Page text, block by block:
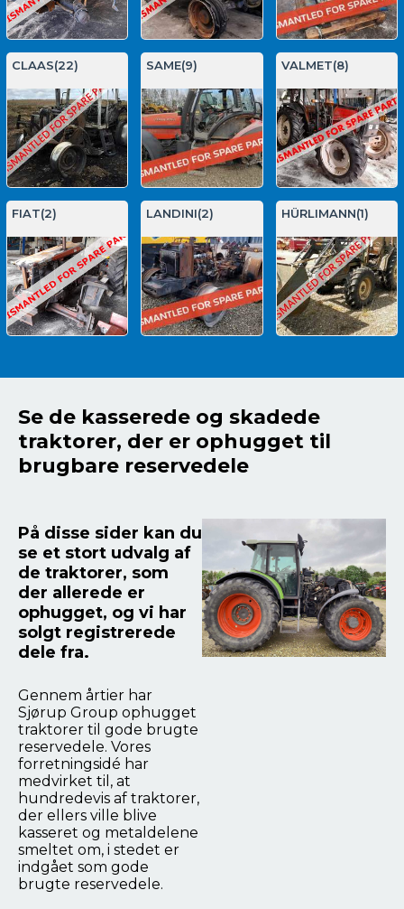
CLAAS(22) SAME(9) VALMET(8)
FIAT(2) LANDINI(2) HÜRLIMANN(1)
Se de kasserede og skadede
traktorer, der er ophugget til
brugbare reservedele
På disse sider kan du
se et stort udvalg af
de traktorer, som
der allerede er
ophugget, og vi har
solgt registrerede
dele fra.
Gennem årtier har
Sjørup Group ophugget
traktorer til gode brugte
reservedele. Vores
forretningsidé har
medvirket til, at
hundredevis af traktorer,
der ellers ville blive
kasseret og metaldelene
smeltet om, i stedet er
indgået som gode
brugte reservedele.